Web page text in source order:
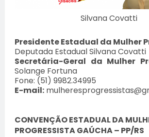
Silvana Covatti
Presidente Estadual da Mulher
Deputada Estadual Silvana Covatti
Secretária-Geral da Mulher
Solange Fortuna
Fone: (51) 9982.34995
E-mail:
CONVENÇÃO ESTADUAL DA
PROGRESSISTA GAÚCHA – PP/RS